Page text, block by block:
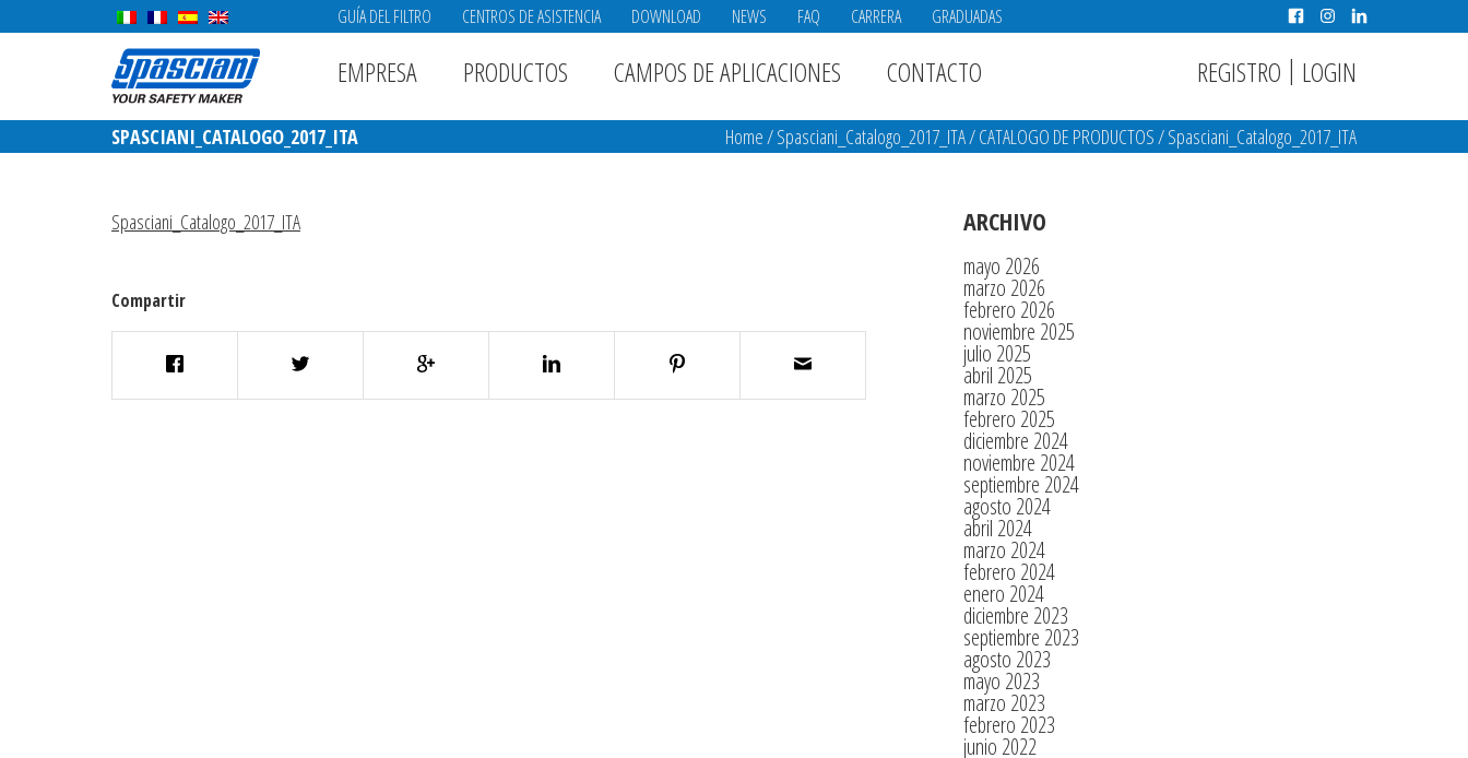
GUÍA DEL FILTRO CENTROS DE ASISTENCIA DOWNLOAD NEWS FAQ CARRERA GRADUADAS
EMPRESA PRODUCTOS CAMPOS DE APLICACIONES CONTACTO REGISTRO | LOGIN
SPASCIANI_CATALOGO_2017_ITA Home/Spasciani_Catalogo_2017_ITA/CATALOGO DE PRODUCTOS/Spasciani_Catalogo_2017_ITA
Spasciani_Catalogo_2017_ITA
Compartir
ARCHIVO
mayo 2026
marzo 2026
febrero 2026
noviembre 2025
julio 2025
abril 2025
marzo 2025
febrero 2025
diciembre 2024
noviembre 2024
septiembre 2024
agosto 2024
abril 2024
marzo 2024
febrero 2024
enero 2024
diciembre 2023
septiembre 2023
agosto 2023
mayo 2023
marzo 2023
febrero 2023
junio 2022